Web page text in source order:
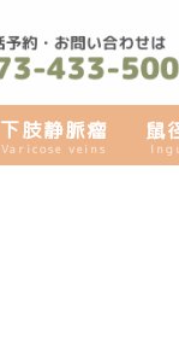
下肢静脈瘤
Varicose veins
鼠